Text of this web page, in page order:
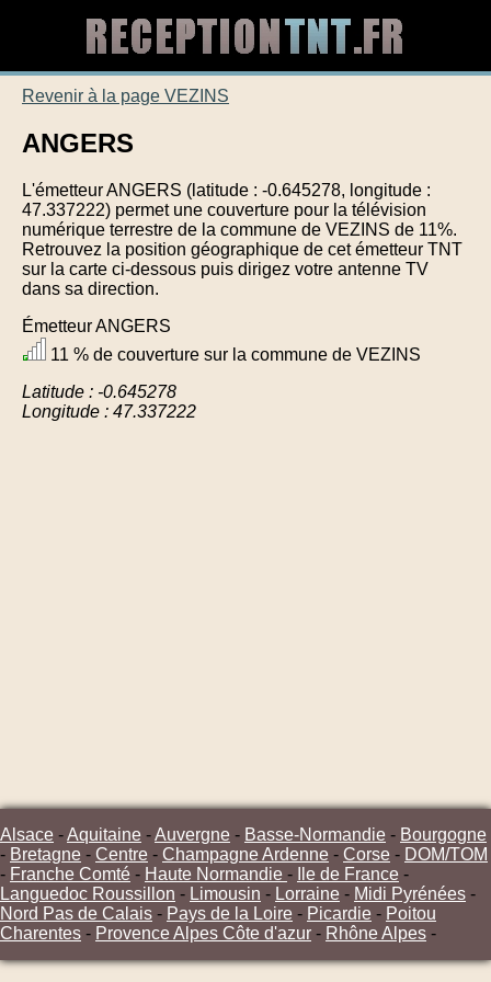
Revenir à la page VEZINS
ANGERS
L'émetteur ANGERS (latitude : -0.645278, longitude :
47.337222) permet une couverture pour la télévision
numérique terrestre de la commune de VEZINS de 11%.
Retrouvez la position géographique de cet émetteur TNT
sur la carte ci-dessous puis dirigez votre antenne TV
dans sa direction.
Émetteur ANGERS
11 % de couverture sur la commune de VEZINS
Latitude : -0.645278
Longitude : 47.337222
Alsace -Aquitaine -Auvergne - Basse-Normandie - Bourgogne
- Bretagne - Centre - Champagne Ardenne - Corse - DOM/TOM
- Franche Comté - Haute Normandie - Ile de France -
Languedoc Roussillon - Limousin - Lorraine - Midi Pyrénées -
Nord Pas de Calais - Pays de la Loire - Picardie - Poitou
Charentes - Provence Alpes Côte d'azur - Rhône Alpes -